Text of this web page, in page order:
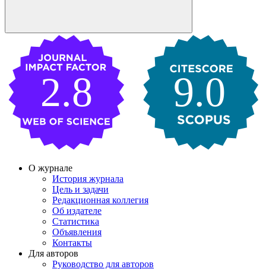
9.0
2.8
О журнале
История журнала
Цель и задачи
Редакционная коллегия
Об издателе
Статистика
Объявления
Контакты
Для авторов
Руководство для авторов